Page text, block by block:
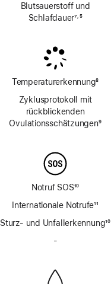
Blutsauerstoff und
Schlafdauer7, 5
Temperaturerkennung8
Zyklusprotokoll mit
rückblickenden
Ovulations­schätzungen9
Notruf SOS10
Internationale Notrufe11
Sturz- und Unfallerkennung10
-